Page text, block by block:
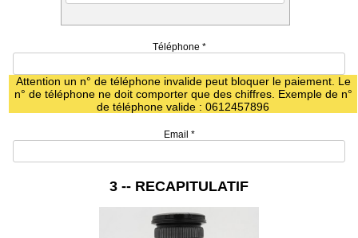
Téléphone *
Attention un n° de téléphone invalide peut bloquer le paiement. Le
n° de téléphone ne doit comporter que des chiffres. Exemple de n°
de téléphone valide : 0612457896
Email *
3 -- RECAPITULATIF